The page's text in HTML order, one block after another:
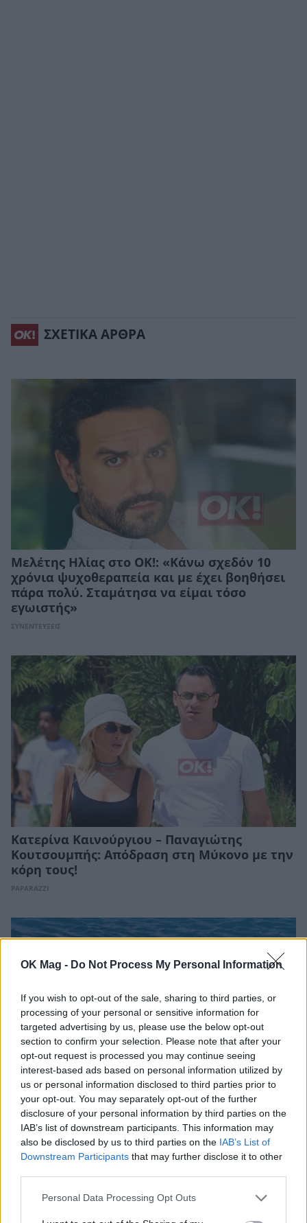
OK Mag - Do Not Process My Personal Information
If you wish to opt-out of the sale, sharing to third parties, or
processing of your personal or sensitive information for
targeted advertising by us, please use the below opt-out
section to confirm your selection. Please note that after your
opt-out request is processed you may continue seeing
interest-based ads based on personal information utilized by
us or personal information disclosed to third parties prior to
your opt-out. You may separately opt-out of the further
disclosure of your personal information by third parties on the
IAB’s list of downstream participants. This information may
also be disclosed by us to third parties on the IAB’s List of
Downstream Participants that may further disclose it to other
Personal Data Processing Opt Outs
ΣΧΕΤΙΚΑ ΑΡΘΡΑ
Μελέτης Ηλίας στο ΟΚ!: «Κάνω σχεδόν 10
χρόνια ψυχοθεραπεία και με έχει βοηθήσει
πάρα πολύ. Σταμάτησα να είμαι τόσο
εγωιστής»
ΣΥΝΕΝΤΕΥΞΕΙΣ
Κατερίνα Καινούργιου – Παναγιώτης
Κουτσουμπής: Απόδραση στη Μύκονο με την
κόρη τους!
PAPARAZZI
Σίσσυ Χρηστίδου – Νίκος Κοκλώνης:
Αχώριστοι και στη Μύκονο!